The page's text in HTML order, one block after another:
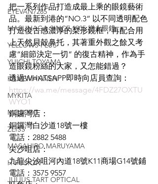
EYEVAN7285
MASUNAGA SINCE 1905 增永眼鏡
YELLOWS PLUS
YUICHI TOYAMA
KAMEMANNEN
MYKITA
MOSCOT
ZEISS
MASAHIRO MARUYAMA
H-FUSION
JULIUS TART OPTICAL
把一系列作品打造成最上乘的眼鏡藝術
品。最新到港的”NO.3” 以不同透明配色
打造復古感濃厚的梨形鏡框，再配合用
上天然貝殼鼻托，其著重外觀之餘又考
慮”細節決定一切” 的復古精神，作為手
造眼鏡粉絲的大家，又怎能錯過？
透過WHATSAPP即時向店員查詢：
https://wa.me/message/4FDZ27OXTU
WYO1
銅鑼灣店：
銅鑼灣白沙道18號一樓
電話：2882 5488
尖沙咀店：
九龍尖沙咀河內道18號K11商場G14號鋪
電話：3575 9557